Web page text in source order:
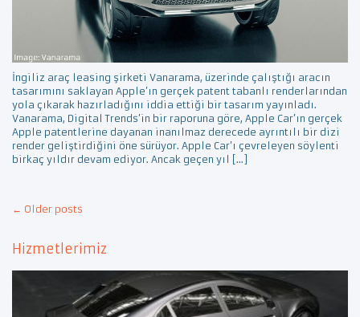
İngiliz araç leasing şirketi Vanarama, üzerinde çalıştığı aracın
tasarımını saklayan Apple’ın gerçek patent tabanlı renderlarından
yola çıkarak hazırladığını iddia ettiği bir tasarım yayınladı.
Vanarama, Digital Trends’in bir raporuna göre, Apple Car’ın gerçek
Apple patentlerine dayanan inanılmaz derecede ayrıntılı bir dizi
render geliştirdiğini öne sürüyor. Apple Car’ı çevreleyen söylenti
birkaç yıldır devam ediyor. Ancak geçen yıl […]
Post
navigation
← Older posts
Hizmetlerimiz